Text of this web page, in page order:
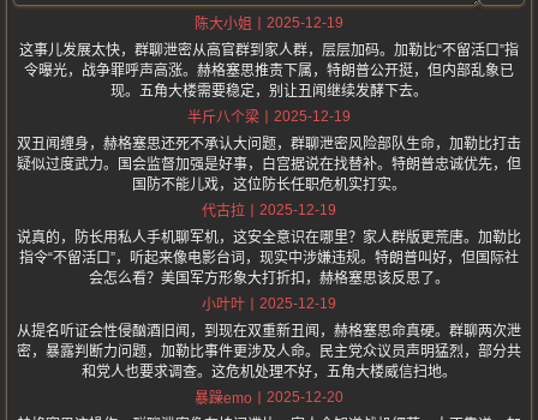
陈大小姐
2025-12-19
这事儿发展太快，群聊泄密从高官群到家人群，层层加码。加勒比“不留活口”指
令曝光，战争罪呼声高涨。赫格塞思推责下属，特朗普公开挺，但内部乱象已
现。五角大楼需要稳定，别让丑闻继续发酵下去。
半斤八个梁
2025-12-19
双丑闻缠身，赫格塞思还死不承认大问题，群聊泄密风险部队生命，加勒比打击
疑似过度武力。国会监督加强是好事，白宫据说在找替补。特朗普忠诚优先，但
国防不能儿戏，这位防长任职危机实打实。
代古拉
2025-12-19
说真的，防长用私人手机聊军机，这安全意识在哪里？家人群版更荒唐。加勒比
指令“不留活口”，听起来像电影台词，现实中涉嫌违规。特朗普叫好，但国际社
会怎么看？美国军方形象大打折扣，赫格塞思该反思了。
小叶叶
2025-12-19
从提名听证会性侵酗酒旧闻，到现在双重新丑闻，赫格塞思命真硬。群聊两次泄
密，暴露判断力问题，加勒比事件更涉及人命。民主党众议员声明猛烈，部分共
和党人也要求调查。这危机处理不好，五角大楼威信扫地。
暴躁emo
2025-12-20